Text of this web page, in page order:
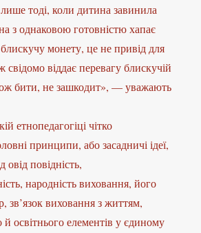
тоді, коли дитина завинила
з однаковою готовністю хапає
монету, це не привід для
віддає перевагу блискучій
бити, не зашкодит», — уважають
етнопедагогіці чітко
принципи, або засадничі ідеї,
повідність,
народність виховання, його
зв’язок виховання з життям,
й освітнього елементів у єдиному